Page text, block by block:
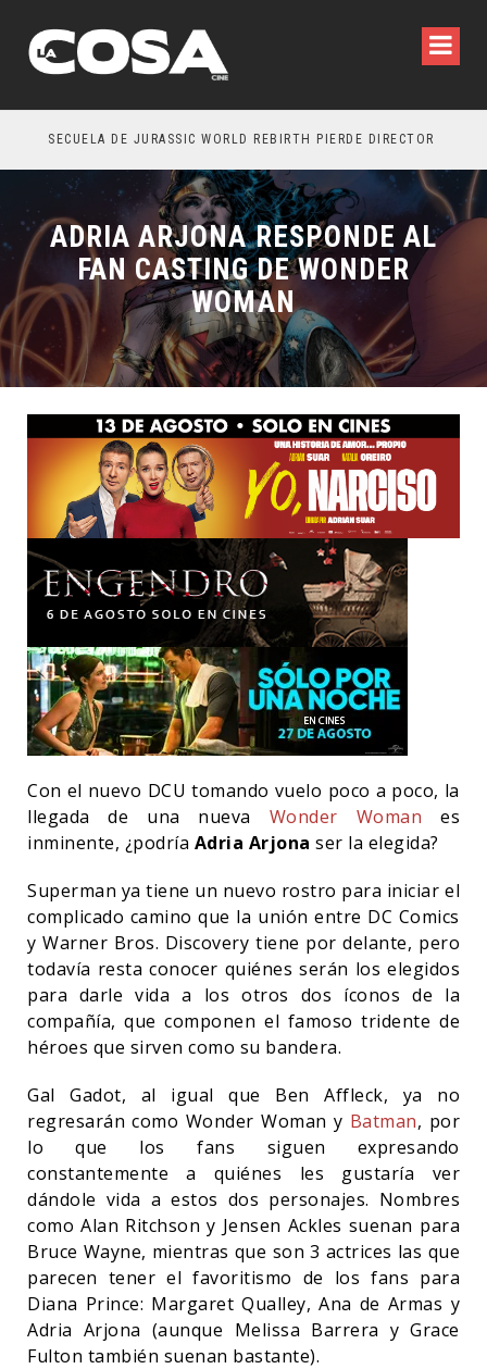
SECUELA DE JURASSIC WORLD REBIRTH PIERDE DIRECTOR
ADRIA ARJONA RESPONDE AL
FAN CASTING DE WONDER
WOMAN
Con el nuevo DCU tomando vuelo poco a poco, la
llegada de una nueva Wonder Woman es
inminente, ¿podría Adria Arjona ser la elegida?
Superman ya tiene un nuevo rostro para iniciar el
complicado camino que la unión entre DC Comics
y Warner Bros. Discovery tiene por delante, pero
todavía resta conocer quiénes serán los elegidos
para darle vida a los otros dos íconos de la
compañía, que componen el famoso tridente de
héroes que sirven como su bandera.
Gal Gadot, al igual que Ben Affleck, ya no
regresarán como Wonder Woman y Batman, por
lo que los fans siguen expresando
constantemente a quiénes les gustaría ver
dándole vida a estos dos personajes. Nombres
como Alan Ritchson y Jensen Ackles suenan para
Bruce Wayne, mientras que son 3 actrices las que
parecen tener el favoritismo de los fans para
Diana Prince: Margaret Qualley, Ana de Armas y
Adria Arjona (aunque Melissa Barrera y Grace
Fulton también suenan bastante).